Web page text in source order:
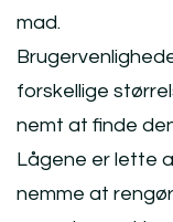
mad.
forskellige
nemt at finde
Lågene er lette
nemme at